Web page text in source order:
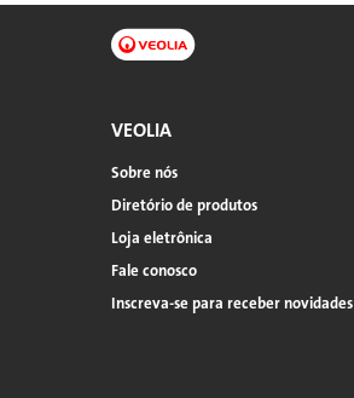
VEOLIA
Sobre nós
Diretório de produtos
Loja eletrônica
Fale conosco
Inscreva-se para receber novidades